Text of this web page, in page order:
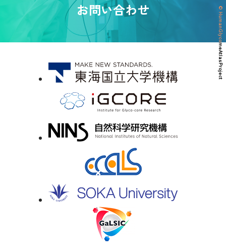
お問い合わせ © HumanGlycomeAtlasProject